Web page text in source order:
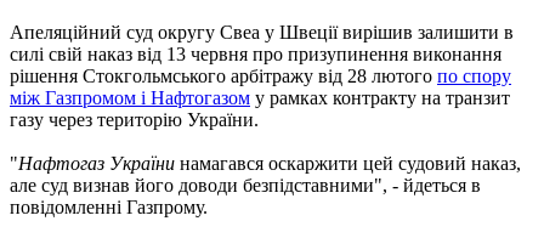
Апеляційний суд округу Свеа у Швеції вирішив залишити в
силі свій наказ від 13 червня про призупинення виконання
рішення Стокгольмського арбітражу від 28 лютого по спору
між Газпромом і Нафтогазом у рамках контракту на транзит
газу через територію України.
"Нафтогаз України намагався оскаржити цей судовий наказ,
але суд визнав його доводи безпідставними", - йдеться в
повідомленні Газпрому.